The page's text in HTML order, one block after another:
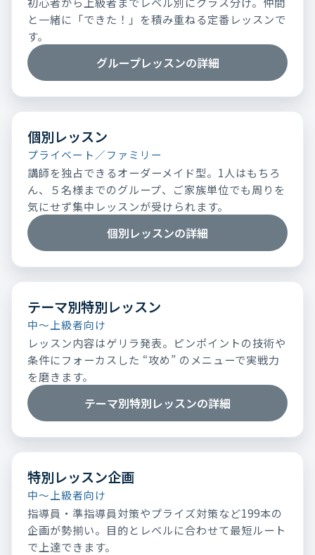
と一緒に「できた！」を積み重ねる定番レッスンで
す。
グループレッスンの詳細
個別レッスン
プライベート／ファミリー
講師を独占できるオーダーメイド型。1人はもちろ
ん、５名様までのグループ、ご家族単位でも周りを
気にせず集中レッスンが受けられます。
個別レッスンの詳細
テーマ別特別レッスン
中～上級者向け
レッスン内容はゲリラ発表。ピンポイントの技術や
条件にフォーカスした “攻め” のメニューで実戦力
を磨きます。
テーマ別特別レッスンの詳細
特別レッスン企画
中～上級者向け
指導員・準指導員対策やプライズ対策など199本の
企画が勢揃い。目的とレベルに合わせて最短ルート
で上達できます。